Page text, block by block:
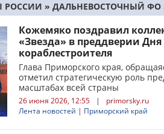
РОССИИ » ДАЛЬНЕВОСТОЧНЫЙ ФО
Кожемяко поздравил
«Звезда» в преддверии Дня
кораблестроителя
Глава Приморского края,
отметил стратегическую роль
масштабах всей страны
26 июня 2026, 12:55 |
primorsky.ru
Лента новостей | Приморский край